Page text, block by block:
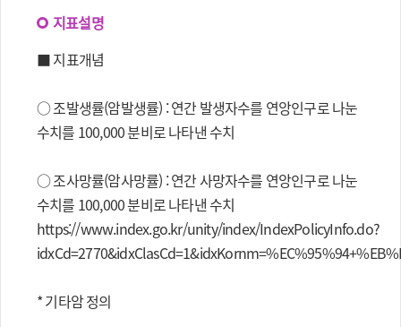
지표설명
■ 지표개념
○ 조발생률(암발생률) : 연간 발생자수를 연앙인구로 나눈
수치를 100,000 분비로 나타낸 수치
○ 조사망률(암사망률) : 연간 사망자수를 연앙인구로 나눈
수치를 100,000 분비로 나타낸 수치
https://www.index.go.kr/unity/index/IndexPolicyInfo.do?
* 기타암 정의